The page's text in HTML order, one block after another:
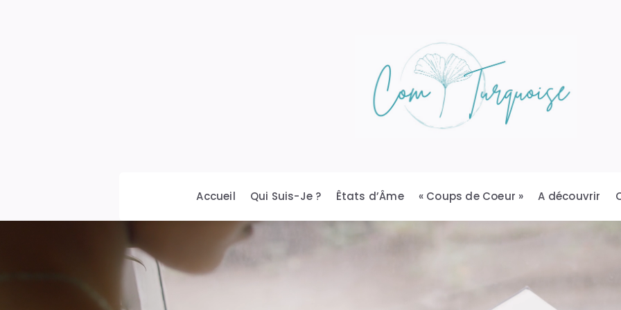
Accueil Qui Suis-Je ? Êtats d’Âme « Coups de Coeur » A découvrir